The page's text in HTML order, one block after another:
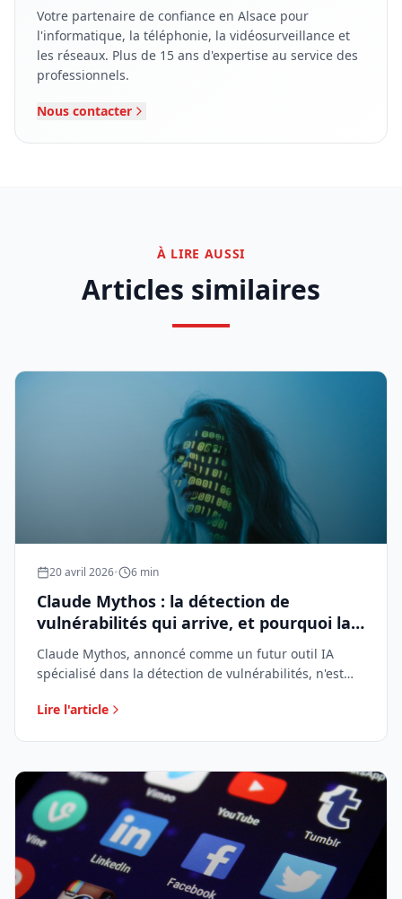
Votre partenaire de confiance en Alsace pour
l'informatique, la téléphonie, la vidéosurveillance et
les réseaux. Plus de 15 ans d'expertise au service des
professionnels.
Nous contacter
À LIRE AUSSI
Articles similaires
20 avril 2026• 6 min
Claude Mythos : la détection de
vulnérabilités qui arrive, et pourquoi la
sécurité ne peut plus attendre
Claude Mythos, annoncé comme un futur outil IA
spécialisé dans la détection de vulnérabilités, n'est
attendant, la sécurité informatique ne peut plus être
Lire l'article